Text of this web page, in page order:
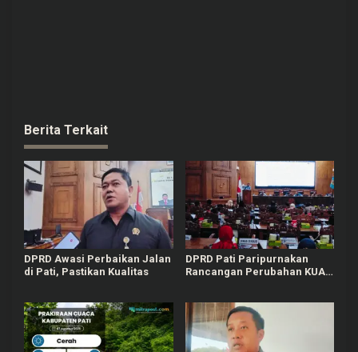
Berita Terkait
DPRD Awasi Perbaikan Jalan
di Pati, Pastikan Kualitas
DPRD Pati Paripurnakan
Rancangan Perubahan KUA-